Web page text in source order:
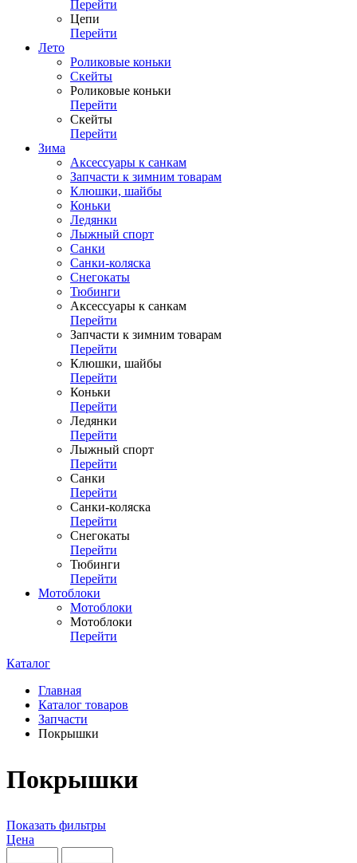
Перейти
Цепи
Перейти
Лето
Роликовые коньки
Скейты
Роликовые коньки
Перейти
Скейты
Перейти
Зима
Аксессуары к санкам
Запчасти к зимним товарам
Клюшки, шайбы
Коньки
Ледянки
Лыжный спорт
Санки
Санки-коляска
Снегокаты
Тюбинги
Аксессуары к санкам
Перейти
Запчасти к зимним товарам
Перейти
Клюшки, шайбы
Перейти
Коньки
Перейти
Ледянки
Перейти
Лыжный спорт
Перейти
Санки
Перейти
Санки-коляска
Перейти
Снегокаты
Перейти
Тюбинги
Перейти
Мотоблоки
Мотоблоки
Мотоблоки
Перейти
Каталог
Главная
Каталог товаров
Запчасти
Покрышки
Покрышки
Показать фильтры
Цена